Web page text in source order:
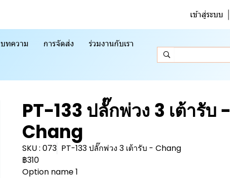
เข้าสู่ระบบ
บทความ การจัดส่ง ร่วมงานกับเรา
PT-133 ปลั๊กพ่วง 3 เต้ารับ -
Chang
SKU : 073 PT-133 ปลั๊กพ่วง 3 เต้ารับ - Chang
฿310
Option name 1